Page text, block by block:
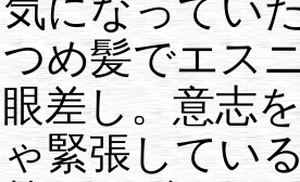
になってい
め髪でエス
差し。意志
緊張してい